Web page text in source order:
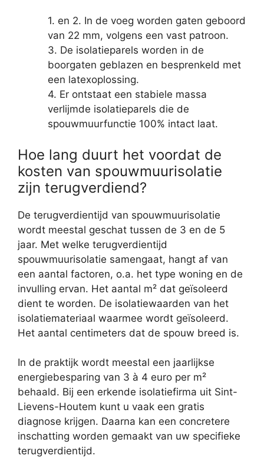
1. en 2. In de voeg worden gaten geboord
van 22 mm, volgens een vast patroon.
3. De isolatieparels worden in de
boorgaten geblazen en besprenkeld met
een latexoplossing.
4. Er ontstaat een stabiele massa
verlijmde isolatieparels die de
spouwmuurfunctie 100% intact laat.
Hoe lang duurt het voordat de
kosten van spouwmuurisolatie
zijn terugverdiend?
De terugverdientijd van spouwmuurisolatie
wordt meestal geschat tussen de 3 en de 5
jaar. Met welke terugverdientijd
spouwmuurisolatie samengaat, hangt af van
een aantal factoren, o.a. het type woning en de
invulling ervan. Het aantal m² dat geïsoleerd
dient te worden. De isolatiewaarden van het
isolatiemateriaal waarmee wordt geïsoleerd.
Het aantal centimeters dat de spouw breed is.
In de praktijk wordt meestal een jaarlijkse
energiebesparing van 3 à 4 euro per m²
behaald. Bij een erkende isolatiefirma uit Sint-
Lievens-Houtem kunt u vaak een gratis
diagnose krijgen. Daarna kan een concretere
inschatting worden gemaakt van uw specifieke
terugverdientijd.